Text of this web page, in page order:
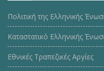
Πολιτική της Ελληνικής
Καταστατικό Ελληνικής
Εθνικές Τραπεζικές Αργίες